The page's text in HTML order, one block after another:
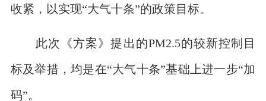
收紧，以实现“大气十条”的政策目标。
此次《方案》提出的PM2.5的较新控制目
标及举措，均是在“大气十条”基础上进一步“加
码”。